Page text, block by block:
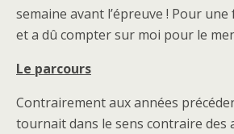
semaine avant l’épreuve ! Pour
et a dû compter sur moi pour le
Le parcours
Contrairement aux années
tournait dans le sens contraire des